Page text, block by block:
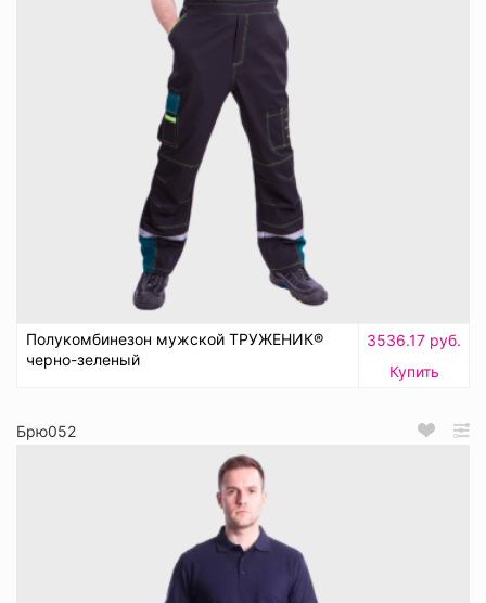
Полукомбинезон мужской ТРУЖЕНИК®
черно-зеленый
3536.17 руб.
Купить
Брю052